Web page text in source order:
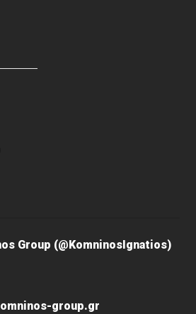
Group (@KomninosIgnatios)
group.gr